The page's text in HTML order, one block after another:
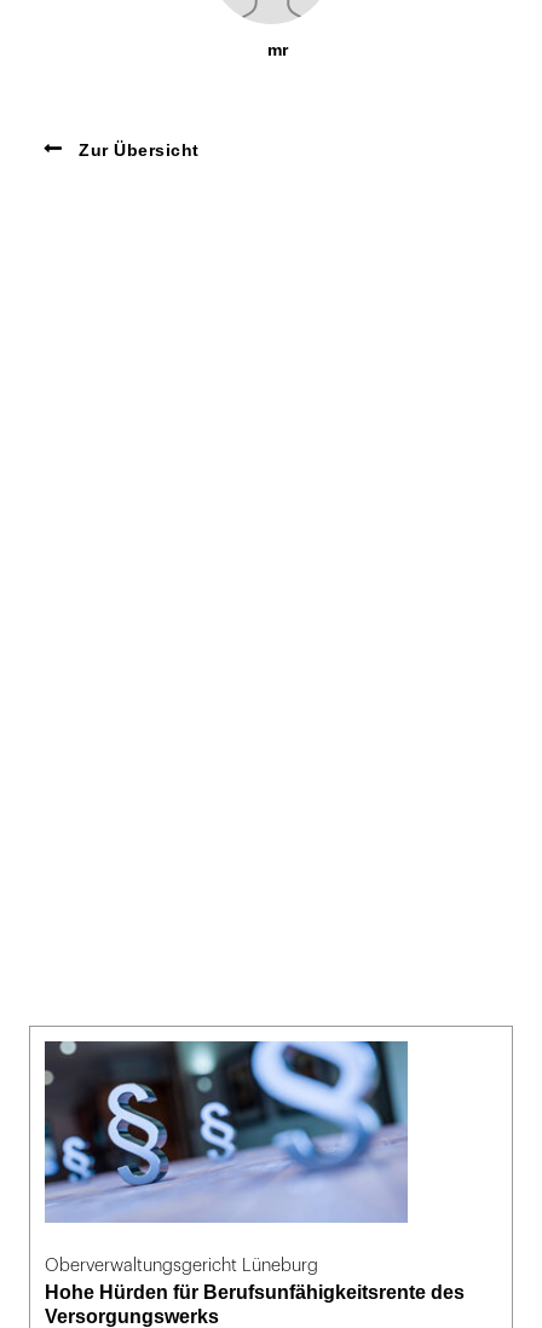
mr
Zur Übersicht
Oberverwaltungsgericht Lüneburg
Hohe Hürden für Berufsunfähigkeitsrente des
Versorgungswerks